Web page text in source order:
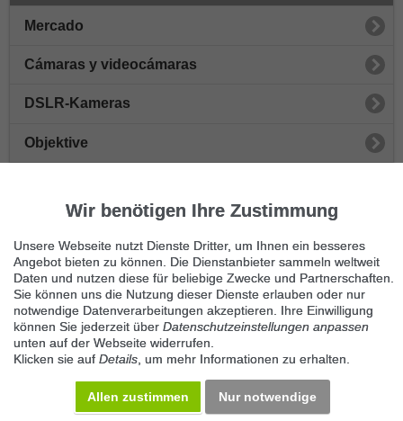
Mercado
Cámaras y videocámaras
DSLR-Kameras
Objektive
Digitalkameras
Taschen & Rucksäcke
Digitalkamera-Zubehör
Camcorder-Zubehör
Sonstiges Photoequipment
Wir benötigen Ihre Zustimmung
Unsere Webseite nutzt Dienste Dritter, um Ihnen ein besseres
Angebot bieten zu können. Die Dienstanbieter sammeln weltweit
Daten und nutzen diese für beliebige Zwecke und Partnerschaften.
Sie können uns die Nutzung dieser Dienste erlauben oder nur
notwendige Datenverarbeitungen akzeptieren. Ihre Einwilligung
können Sie jederzeit über Datenschutzeinstellungen anpassen
unten auf der Webseite widerrufen.
Klicken sie auf Details , um mehr Informationen zu erhalten.
Allen zustimmen Nur notwendige